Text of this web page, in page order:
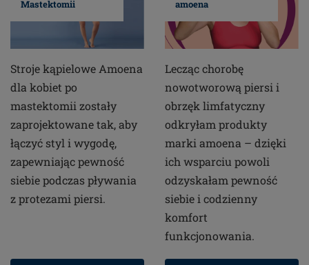
Mastektomii
Stroje kąpielowe Amoena
dla kobiet po
mastektomii zostały
zaprojektowane tak, aby
łączyć styl i wygodę,
zapewniając pewność
siebie podczas pływania
z protezami piersi.
amoena
Lecząc chorobę
nowotworową piersi i
obrzęk limfatyczny
odkryłam produkty
marki amoena – dzięki
ich wsparciu powoli
odzyskałam pewność
siebie i codzienny
komfort
funkcjonowania.